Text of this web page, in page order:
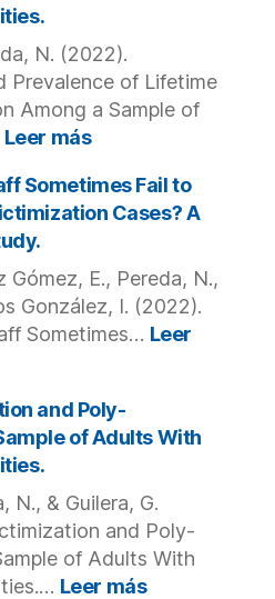
N. (2022).
Prevalence of Lifetime
Among a Sample of
Leer más:
and
Prevalence
Sexual
Victimization
Among
of
Men
and
with
Intellectual
Disabilities.
Sometimes Fail to
Cases? A
Gómez, E., Pereda, N.,
González, I. (2022).
Sometimes… Leer
and Poly-
of Adults With
N., & Guilera, G.
and Poly-
of Adults With
Leer más: